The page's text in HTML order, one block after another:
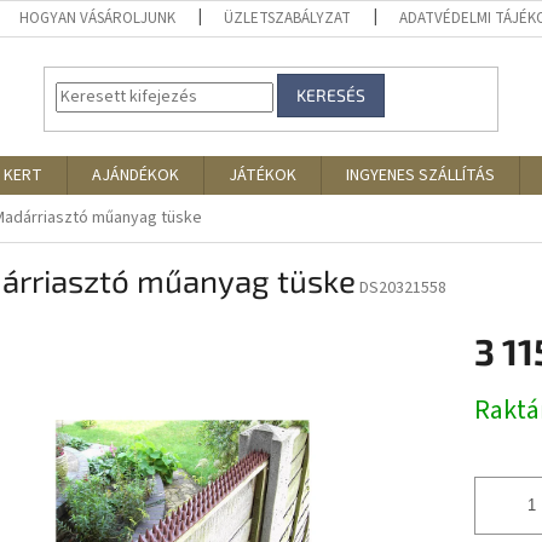
HOGYAN VÁSÁROLJUNK ÜZLETSZABÁLYZAT ADATVÉDELMI
KERESÉS
AJÁNDÉKOK JÁTÉKOK INGYENES SZÁLLÍTÁS
műanyag tüske
műanyag tüske DS20321558
3